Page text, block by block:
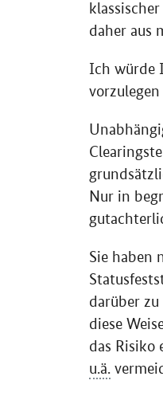
daher aus
Ich würde
Nur in
Sie haben
darüber
diese
das Risiko
u.ä.